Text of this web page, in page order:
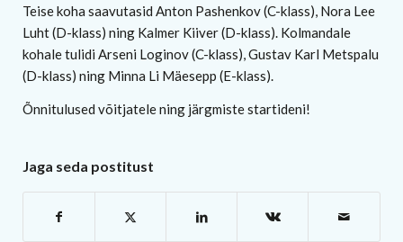
Teise koha saavutasid Anton Pashenkov (C-klass), Nora Lee
Luht (D-klass) ning Kalmer Kiiver (D-klass). Kolmandale
kohale tulidi Arseni Loginov (C-klass), Gustav Karl Metspalu
(D-klass) ning Minna Li Mäesepp (E-klass).
Õnnitulused võitjatele ning järgmiste startideni!
Jaga seda postitust